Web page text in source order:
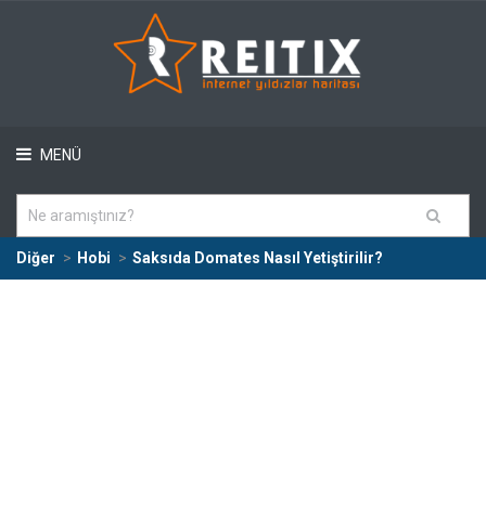
MENÜ
Diğer Hobi Saksıda Domates Nasıl Yetiştirilir?